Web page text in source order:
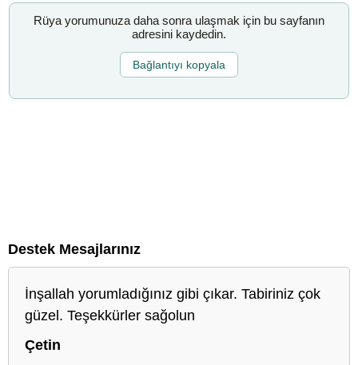
Rüya yorumunuza daha sonra ulaşmak için bu sayfanın
adresini kaydedin.
Bağlantıyı kopyala
Destek Mesajlarınız
İnşallah yorumladığınız gibi çıkar. Tabiriniz çok
güzel. Teşekkürler sağolun
Çetin